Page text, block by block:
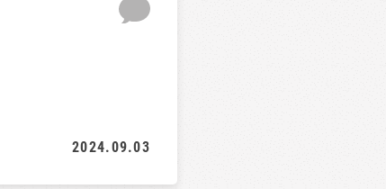
2024.09.03